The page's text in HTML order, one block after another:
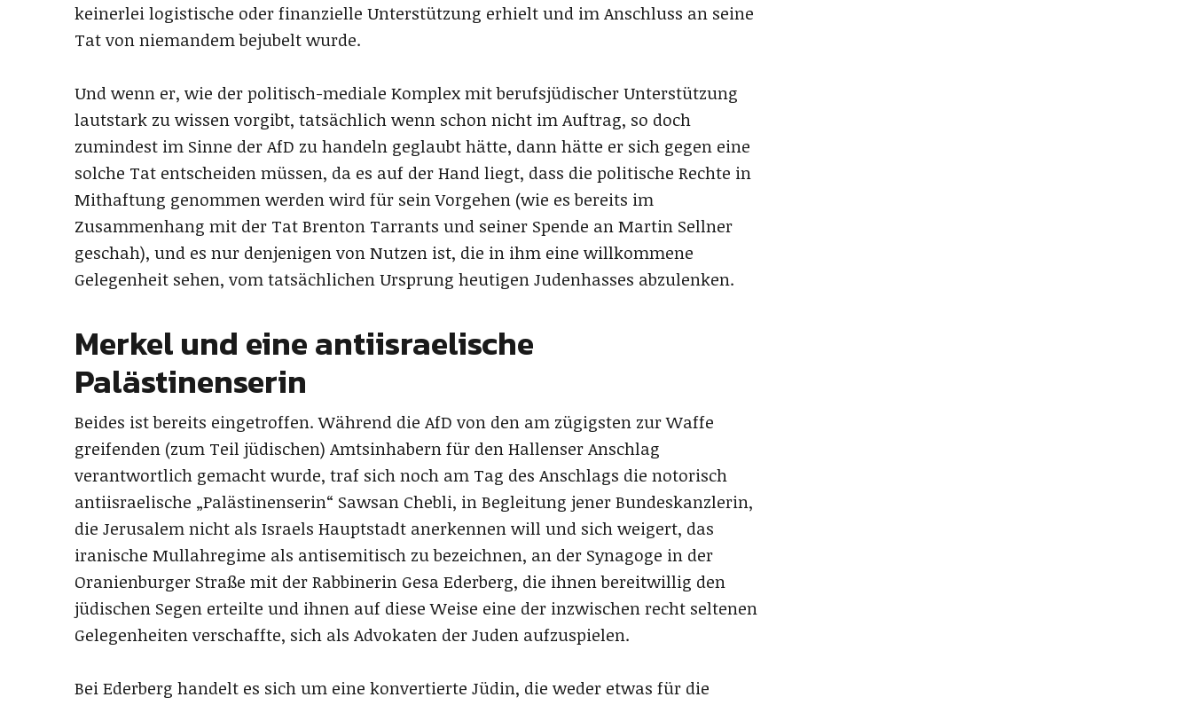
keinerlei logistische oder finanzielle Unterstützung erhielt und im Anschluss an seine
Tat von niemandem bejubelt wurde.
Und wenn er, wie der politisch-mediale Komplex mit berufsjüdischer Unterstützung
lautstark zu wissen vorgibt, tatsächlich wenn schon nicht im Auftrag, so doch
zumindest im Sinne der AfD zu handeln geglaubt hätte, dann hätte er sich gegen eine
solche Tat entscheiden müssen, da es auf der Hand liegt, dass die politische Rechte in
Mithaftung genommen werden wird für sein Vorgehen (wie es bereits im
Zusammenhang mit der Tat Brenton Tarrants und seiner Spende an Martin Sellner
geschah), und es nur denjenigen von Nutzen ist, die in ihm eine willkommene
Gelegenheit sehen, vom tatsächlichen Ursprung heutigen Judenhasses abzulenken.
Merkel und eine antiisraelische
Palästinenserin
Beides ist bereits eingetroffen. Während die AfD von den am zügigsten zur Waffe
greifenden (zum Teil jüdischen) Amtsinhabern für den Hallenser Anschlag
verantwortlich gemacht wurde, traf sich noch am Tag des Anschlags die notorisch
antiisraelische „Palästinenserin“ Sawsan Chebli, in Begleitung jener Bundeskanzlerin,
die Jerusalem nicht als Israels Hauptstadt anerkennen will und sich weigert, das
iranische Mullahregime als antisemitisch zu bezeichnen, an der Synagoge in der
Oranienburger Straße mit der Rabbinerin Gesa Ederberg, die ihnen bereitwillig den
jüdischen Segen erteilte und ihnen auf diese Weise eine der inzwischen recht seltenen
Gelegenheiten verschaffte, sich als Advokaten der Juden aufzuspielen.
Bei Ederberg handelt es sich um eine konvertierte Jüdin, die weder etwas für die